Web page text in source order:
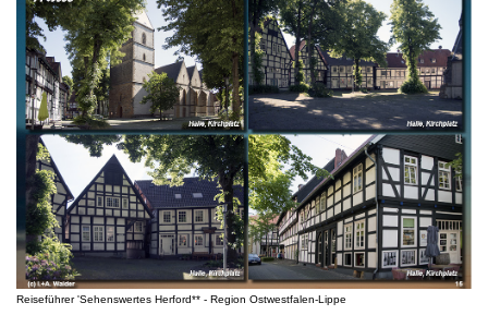
Reiseführer 'Sehenswertes Herford** - Region Ostwestfalen-Lippe